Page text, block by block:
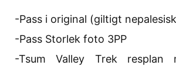
-Pass i original (giltigt
-Pass Storlek foto 3PP
-Tsum Valley Trek